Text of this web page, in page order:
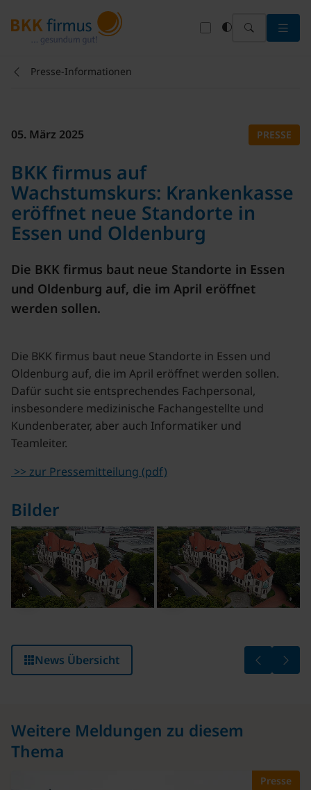
Presse-Informationen
05. März 2025 PRESSE
BKK firmus auf
Wachstumskurs: Krankenkasse
eröffnet neue Standorte in
Essen und Oldenburg
Die BKK firmus baut neue Standorte in Essen
und Oldenburg auf, die im April eröffnet
werden sollen.
Die BKK firmus baut neue Standorte in Essen und
Oldenburg auf, die im April eröffnet werden sollen.
Dafür sucht sie entsprechendes Fachpersonal,
insbesondere medizinische Fachangestellte und
Kundenberater, aber auch Informatiker und
Teamleiter.
>> zur Pressemitteilung (pdf)
Bilder
News Übersicht BKK
Weitere Meldungen zu diesem
Thema
Presse